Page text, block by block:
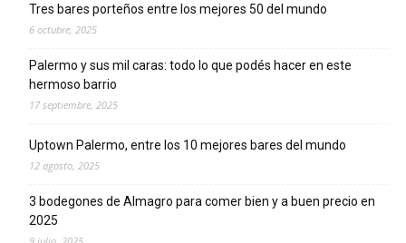
Tres bares porteños entre los mejores 50 del mundo
6 octubre, 2025
Palermo y sus mil caras: todo lo que podés hacer en este
hermoso barrio
17 septiembre, 2025
Uptown Palermo, entre los 10 mejores bares del mundo
12 agosto, 2025
3 bodegones de Almagro para comer bien y a buen precio en
2025